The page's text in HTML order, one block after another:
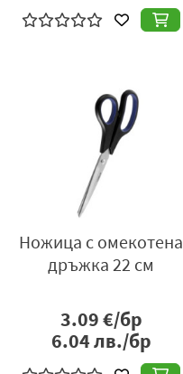
Ножица с омекотена
дръжка 22 см
3.09€/бр
6.04лв./бр